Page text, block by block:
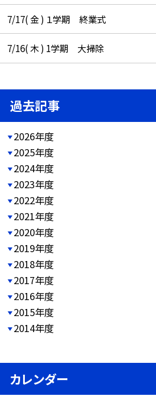
7/17( 金 ) １学期 終業式
7/16( 木 ) 1学期 大掃除
過去記事
2026年度
2025年度
2024年度
2023年度
2022年度
2021年度
2020年度
2019年度
2018年度
2017年度
2016年度
2015年度
2014年度
カレンダー